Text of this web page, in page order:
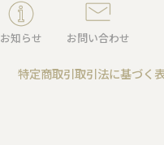
お知らせ お問い合わせ
特定商取引取引法に基づく